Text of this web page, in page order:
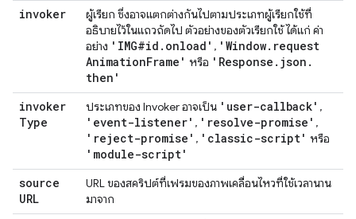
invoker
ผู้เรียก ซึ่งอาจแตกต่างกันไปตามประเภทผู้เรียกใช้ที่
อธิบายไว้ในแถวถัดไป ตัวอย่างของตัวเรียกใช้ ได้แก่ ค่า
อย่าง 'IMG#id . onload' , 'Window. request
AnimationFrame' หรือ 'Response . json .
then'
invoker
Type
ประเภทของ Invoker อาจเป็น 'user-callback' ,
'event-listener' , 'resolve-promise' ,
'reject-promise' , 'classic-script' หรือ
'module-script'
source
URL
URL ของสคริปต์ที่เฟรมของภาพเคลื่อนไหวที่ใช้เวลานาน
มาจาก